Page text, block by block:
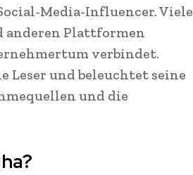
Media-Influencer. Viele
anderen Plattformen
verbindet.
Leser und beleuchtet seine
und die